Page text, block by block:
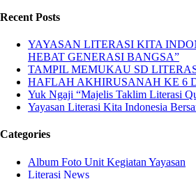
Recent Posts
YAYASAN LITERASI KITA
HEBAT GENERASI BANGSA”
TAMPIL MEMUKAU SD
HAFLAH AKHIRUSANAH KE 6
Yuk Ngaji “Majelis Taklim Literasi
Yayasan Literasi Kita Indonesia
Categories
Album Foto Unit Kegiatan Yayasan
Literasi News